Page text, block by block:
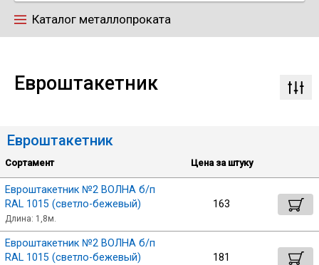
Каталог металлопроката
Труба
Лист
Евроштакетник
Сбросить настройки фильтра
Евроштакетник
Сортамент Цена за штуку
Евроштакетник №2 ВОЛНА б/п
RAL 1015 (светло-бежевый)
Длина: 1,8м.
163
Евроштакетник №2 ВОЛНА б/п
RAL 1015 (светло-бежевый)
181